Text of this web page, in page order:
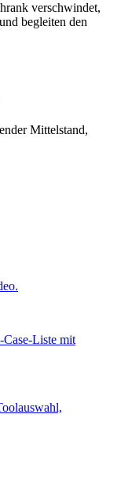
verschwindet,
begleiten den
Mittelstand,
Case-Liste mit